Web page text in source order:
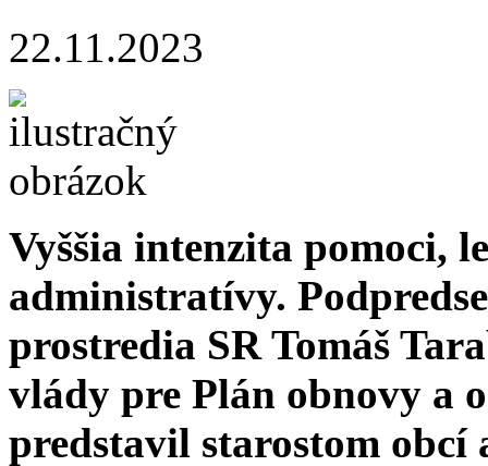
22.11.2023
Vyššia intenzita pomoci,
administratívy.
prostredia SR Tomáš
vlády pre Plán obnovy a
predstavil starostom obcí